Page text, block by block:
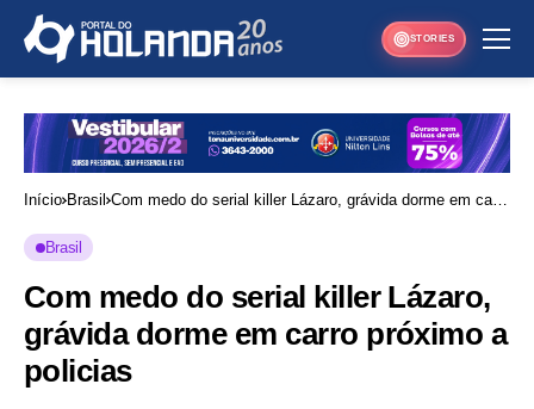
STORIES
Início Brasil Com medo do serial killer Lázaro, grávida dorme em carro
Brasil
Com medo do serial killer Lázaro,
grávida dorme em carro próximo a
policias